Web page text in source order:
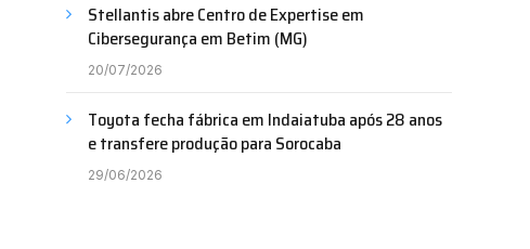
Stellantis abre Centro de Expertise em
Cibersegurança em Betim (MG)
20/07/2026
Toyota fecha fábrica em Indaiatuba após 28 anos
e transfere produção para Sorocaba
29/06/2026